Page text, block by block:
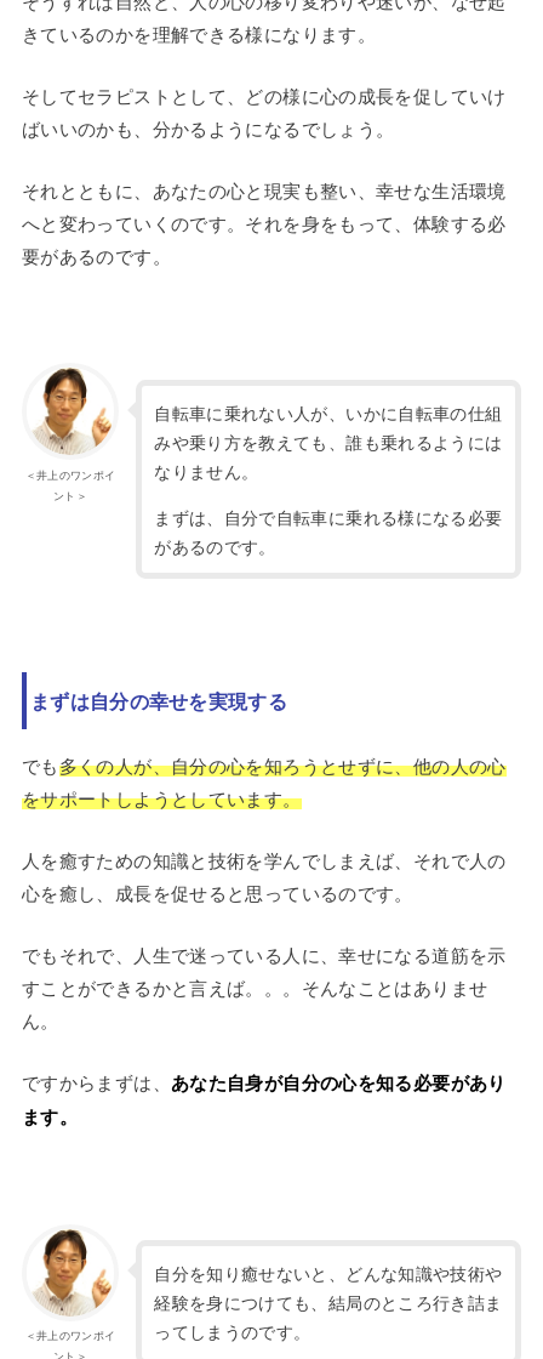
きているのかを理解できる様になります。
そしてセラピストとして、どの様に心の成長を促していけ
ばいいのかも、分かるようになるでしょう。
それとともに、あなたの心と現実も整い、幸せな生活環境
へと変わっていくのです。それを身をもって、体験する必
要があるのです。
＜井上のワンポイ
ント＞
自転車に乗れない人が、いかに自転車の仕組
みや乗り方を教えても、誰も乗れるようには
なりません。
まずは、自分で自転車に乗れる様になる必要
があるのです。
まずは自分の幸せを実現する
でも多くの人が、自分の心を知ろうとせずに、他の人の心
をサポートしようとしています。
人を癒すための知識と技術を学んでしまえば、それで人の
心を癒し、成長を促せると思っているのです。
でもそれで、人生で迷っている人に、幸せになる道筋を示
すことができるかと言えば。。。そんなことはありませ
ん。
ですからまずは、 あなた自身が自分の心を知る必要があり
ます。
＜井上のワンポイ
自分を知り癒せないと、どんな知識や技術や
経験を身につけても、結局のところ行き詰ま
ってしまうのです。